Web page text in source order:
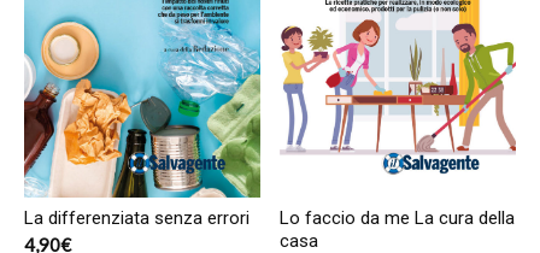
La differenziata senza errori
4,90€
Lo faccio da me La cura della
casa